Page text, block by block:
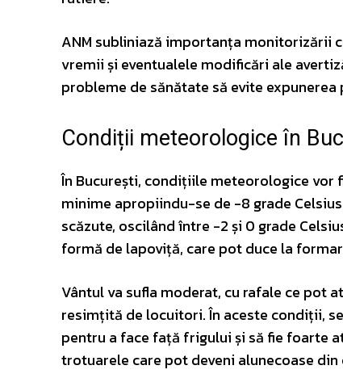
ANM subliniază importanța monitorizării
vremii și eventualele modificări ale
probleme de sănătate să evite
Condiții meteorologice în
În București, condițiile meteorologice vor
minime apropiindu-se de -8 grade
scăzute, oscilând între -2 și 0 grade
formă de lapoviță, care pot duce la
Vântul va sufla moderat, cu rafale ce pot
resimțită de locuitori. În aceste condiții,
pentru a face față frigului și să fie foarte
trotuarele care pot deveni alunecoase din